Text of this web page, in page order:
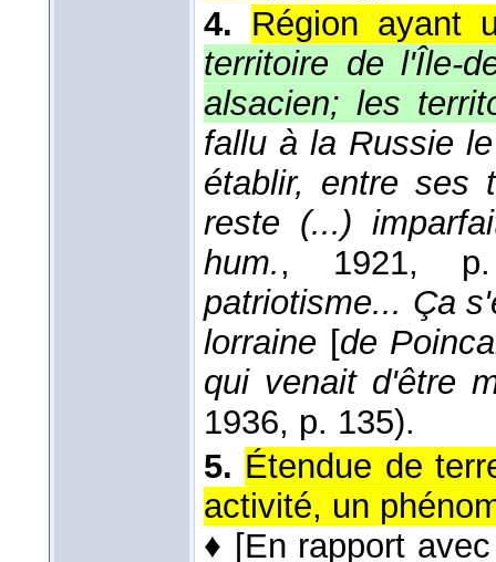
4. Région ayant
territoire de l'Île-
alsacien; les
fallu à la Russie
établir, entre ses
reste (...)
hum., 1921, p.
patriotisme... Ça
lorraine [de
qui venait d'être
1936, p. 135).
5. Étendue de
activité, un
♦ [En rapport